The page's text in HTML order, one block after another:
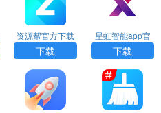
资源帮官方下载
下载
星虹智能app官
网下载
下载